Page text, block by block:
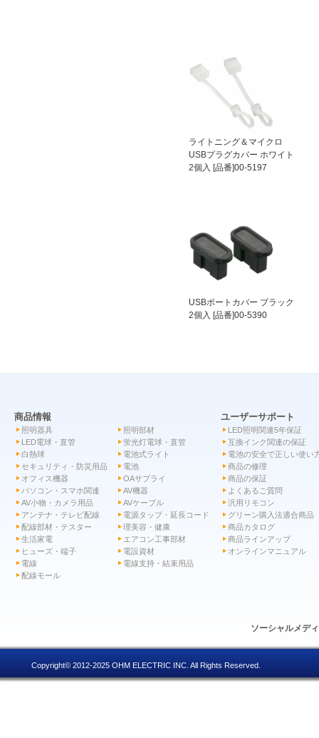
ライトニング＆マイクロ
USBプラグカバー ホワイト
2個入 [品番]00-5197
USBポートカバー ブラック
2個入 [品番]00-5390
商品情報
照明器具
照明部材
LED電球・直管
蛍光灯電球・直管
白熱球
電池式ライト
セキュリティ・防災用品
電池
オフィス機器
OAサプライ
パソコン・スマホ関連
AV機器
AV小物・カメラ用品
AVケーブル
アンテナ・テレビ配線
電源タップ・延長コード
配線部材・テスター
理美容・健康
生活家電
エアコン工事部材
ヒューズ・端子
電設資材
電線
電線支持・結束用品
配線モール
ユーザーサポート
LED照明関連5年保証
互換インク関連の保証
電池の安全で正しい使い
商品の修理
商品の保証
よくあるご質問
汎用リモコン
グリーン購入法適合商品
商品カタログ
商品ラインアップ
オンラインマニュアル
ソーシャルメデ
Copyright© 2012-2025 OHM ELECTRIC INC. All Rights Reserved.